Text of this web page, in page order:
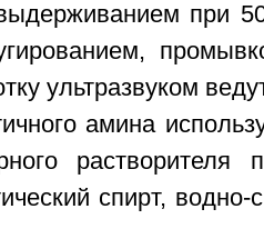
при
ультразвуком
амина
растворителя
спирт, водно-